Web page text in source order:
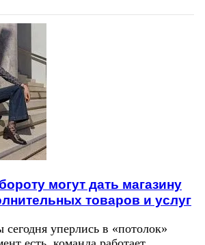
могут дать магазину
товаров и услуг
уперлись в «потолок»